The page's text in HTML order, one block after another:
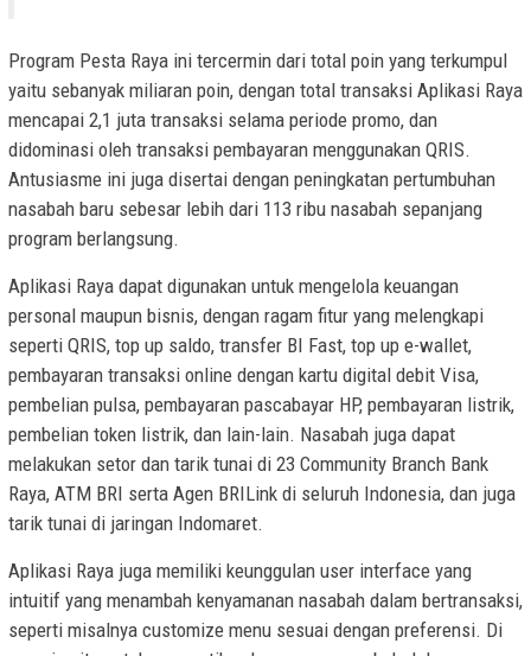
Program Pesta Raya ini tercermin dari total poin yang terkumpul
yaitu sebanyak miliaran poin, dengan total transaksi Aplikasi Raya
mencapai 2,1 juta transaksi selama periode promo, dan
didominasi oleh transaksi pembayaran menggunakan QRIS.
Antusiasme ini juga disertai dengan peningkatan pertumbuhan
nasabah baru sebesar lebih dari 113 ribu nasabah sepanjang
program berlangsung.
Aplikasi Raya dapat digunakan untuk mengelola keuangan
personal maupun bisnis, dengan ragam fitur yang melengkapi
seperti QRIS, top up saldo, transfer BI Fast, top up e-wallet,
pembayaran transaksi online dengan kartu digital debit Visa,
pembelian pulsa, pembayaran pascabayar HP, pembayaran listrik,
pembelian token listrik, dan lain-lain. Nasabah juga dapat
melakukan setor dan tarik tunai di 23 Community Branch Bank
Raya, ATM BRI serta Agen BRILink di seluruh Indonesia, dan juga
tarik tunai di jaringan Indomaret.
Aplikasi Raya juga memiliki keunggulan user interface yang
intuitif yang menambah kenyamanan nasabah dalam bertransaksi,
seperti misalnya customize menu sesuai dengan preferensi. Di